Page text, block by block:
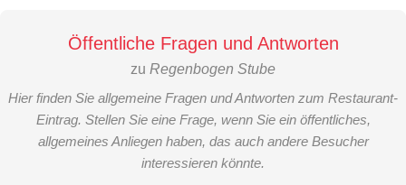
Öffentliche Fragen und Antworten
zu Regenbogen Stube
Hier finden Sie allgemeine Fragen und Antworten zum Restaurant-
Eintrag. Stellen Sie eine Frage, wenn Sie ein öffentliches,
allgemeines Anliegen haben, das auch andere Besucher
interessieren könnte.